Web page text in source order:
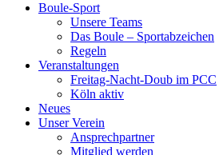
Boule-Sport
Unsere Teams
Das Boule – Sportabzeichen
Regeln
Veranstaltungen
Freitag-Nacht-Doub im PCC
Köln aktiv
Neues
Unser Verein
Ansprechpartner
Mitglied werden